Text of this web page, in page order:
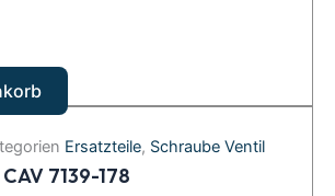
Ersatzteile, Schraube Ventil
7139-178